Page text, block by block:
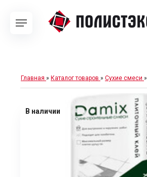
Главная » Каталог товаров » Сухие смеси »
В наличии